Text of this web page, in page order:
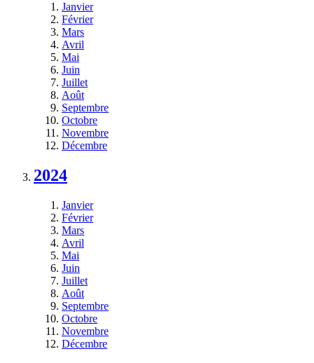
Janvier
Février
Mars
Avril
Mai
Juin
Juillet
Août
Septembre
Octobre
Novembre
Décembre
2024
Janvier
Février
Mars
Avril
Mai
Juin
Juillet
Août
Septembre
Octobre
Novembre
Décembre